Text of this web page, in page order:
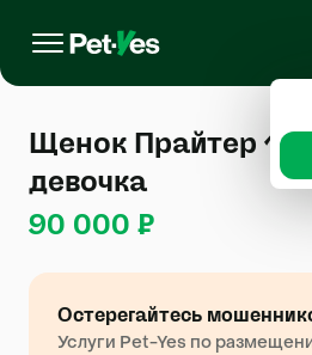
Щенок Прайтер 1
девочка
90 000 ₽
Остерегайтесь
Услуги Pet-Yes по